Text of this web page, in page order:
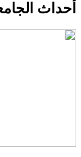
أحداث